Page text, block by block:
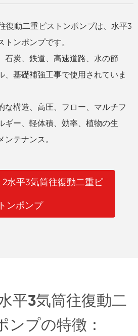
復動二重ピストンポンプは、水平3
ンポンプです。
石炭、鉄道、高速道路、水の節
、基礎補強工事で使用されていま
な構造、高圧、フロー、マルチフ
ギー、軽体積、効率、植物の生
テナンス。
2水平3気筒往復動二重ピ
ンポンプ
平3気筒往復動二
ンプの特徴：